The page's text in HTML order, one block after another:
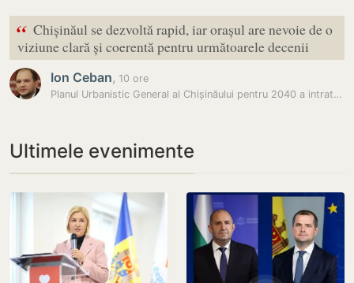
“ Chișinăul se dezvoltă rapid, iar orașul are nevoie de o
viziune clară și coerentă pentru următoarele decenii
Ion Ceban, 10 ore
Planul Urbanistic General al Chișinăului pentru 2040 a intrat în etapa…
Ultimele evenimente